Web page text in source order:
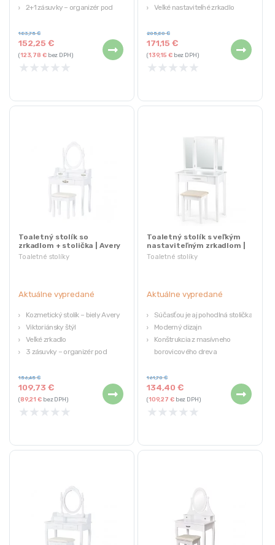
2+1 zásuvky – organizér pod
Pohodlná stolička
152,25€
183,75€
(123,78 €bez DPH)
★ ★ ★ ★ ★
Veľké nastaviteľné zrkadlo
zrkadlom
Pohodlná stolička
171,15€
205,80€
(139,15 €bez DPH)
★ ★ ★ ★ ★
Toaletné stolíky
Toaletný stolík so
zrkadlom + stolička | Avery
Aktuálne vypredané
Kozmetický stolík – biely Avery
Viktoriánsky štýl
Veľké zrkadlo
3 zásuvky – organizér pod
Pohodlná a kvalitne spracovaná
stolička
109,73€
156,45€
(89,21€bez DPH)
★ ★ ★ ★ ★
Toaletné stolíky
Toaletný stolík s veľkým
nastaviteľným zrkadlom |
+ stolička
Aktuálne vypredané
Súčasťou je aj pohodlná stolička
Moderný dizajn
Konštrukcia z masívneho
borovicového dreva
materiálov
Výrobca: ModernHome
134,40€
161,70€
(109,27 €bez DPH)
★ ★ ★ ★ ★